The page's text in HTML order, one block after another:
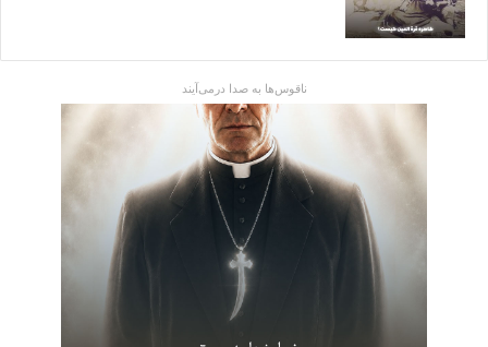
ناقوس‌ها به صدا در‌می‌آیند